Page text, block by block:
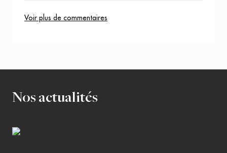
Voir plus de commentaires
Nos actualités